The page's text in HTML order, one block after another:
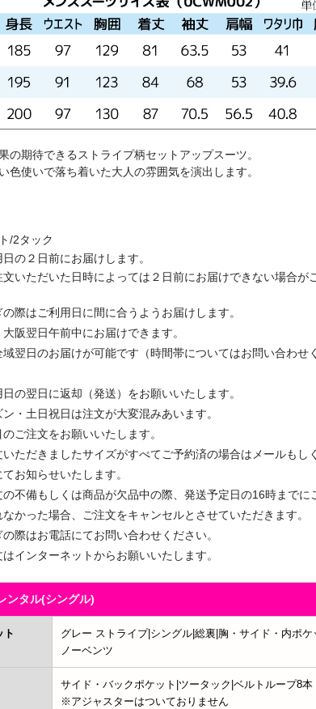
の期待できるストライプ柄セットアップスーツ。
色使いで落ち着いた大人の雰囲気を演出します。
/2タック
日の２日前にお届けします。
文いただいた日時によっては２日前にお届けできない場合が
の際はご利用日に間に合うようお届けします。
阪翌日午前中にお届けできます。
域翌日のお届けが可能です（時間帯についてはお問い合わせ
日の翌日に返却（発送）をお願いいたします。
ン・土日祝日は注文が大変混みあいます。
のご注文をお願いいたします。
いただきましたサイズがすべてご予約済の場合はメールもし
お知らせいたします。
の不備もしくは商品が欠品中の際、発送予定日の16時までに
かった場合、ご注文をキャンセルとさせていただきます。
の際はお電話にてお問い合わせください。
はインターネットからお願いいたします。
ンタル(シングル)
ト
グレー ストライプ|シングル|総裏|胸・サイド・内ポケ
ノーベンツ
サイド・バックポケット|ツータック|ベルトループ8本
※アジャスターはついておりません